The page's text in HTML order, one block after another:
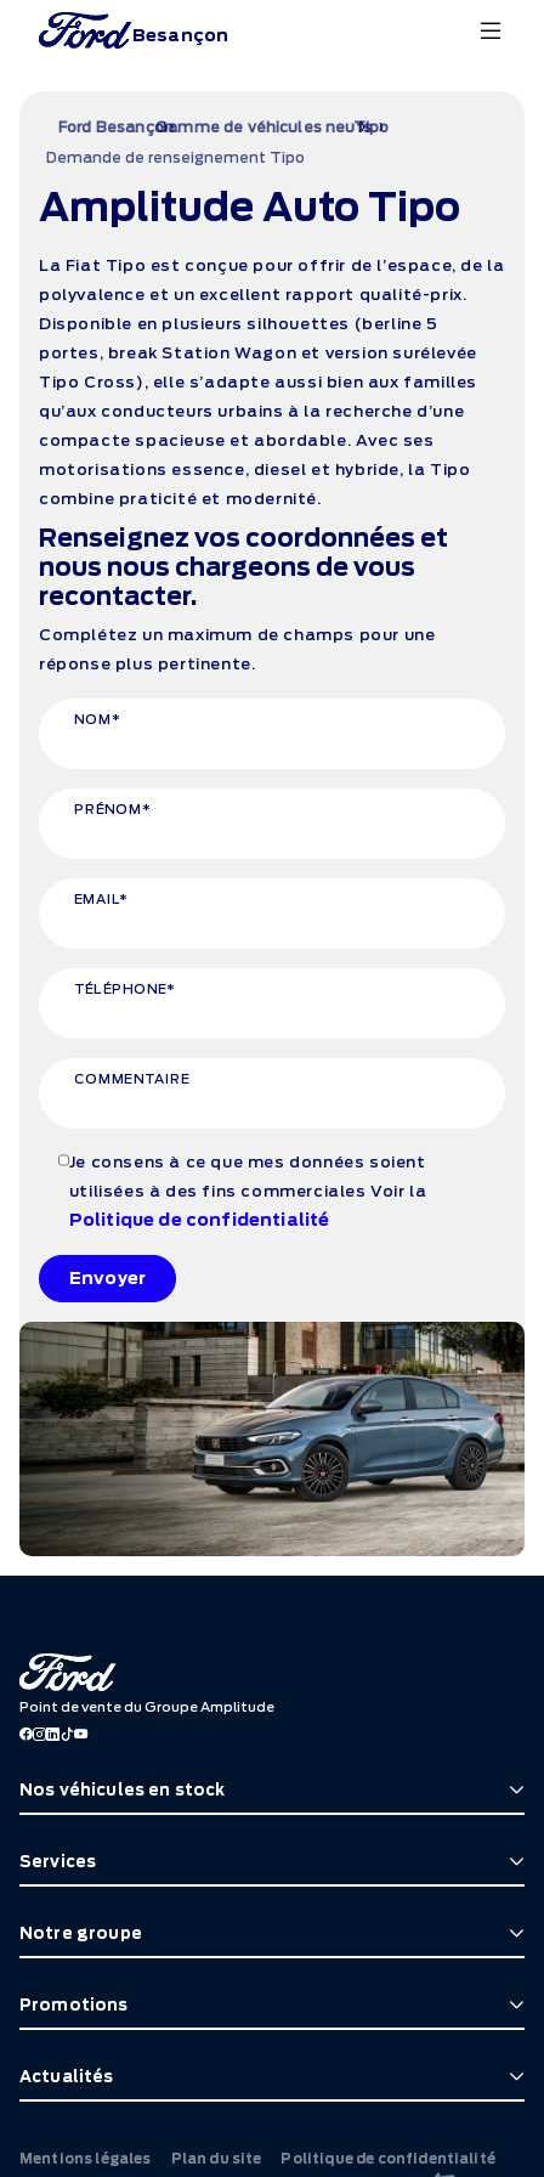
Besançon
Ford Besançon
›
Gamme de véhicules neufs
›
Tipo
›
Demande de renseignement Tipo
Amplitude Auto Tipo
La Fiat Tipo est conçue pour offrir de l’espace, de la
polyvalence et un excellent rapport qualité-prix.
Disponible en plusieurs silhouettes (berline 5
portes, break Station Wagon et version surélevée
Tipo Cross), elle s’adapte aussi bien aux familles
qu’aux conducteurs urbains à la recherche d’une
compacte spacieuse et abordable. Avec ses
motorisations essence, diesel et hybride, la Tipo
combine praticité et modernité.
Renseignez vos coordonnées et
nous nous chargeons de vous
recontacter.
Complétez un maximum de champs pour une
réponse plus pertinente.
NOM*
PRÉNOM*
EMAIL*
TÉLÉPHONE*
COMMENTAIRE
Je consens à ce que mes données soient
utilisées à des fins commerciales Voir la
Politique de confidentialité
Envoyer
Point de vente du Groupe Amplitude
Nos véhicules en stock
Services
Notre groupe
Promotions
Actualités
Mentions légales Plan du site Politique de confidentialité